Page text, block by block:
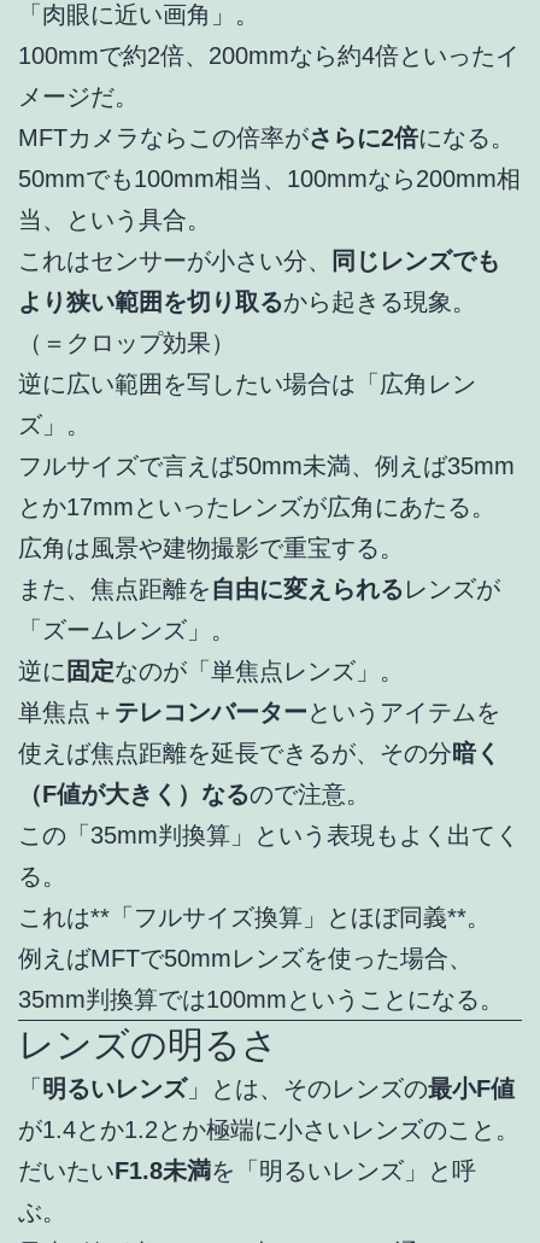
「肉眼に近い画角」。
100mmで約2倍、200mmなら約4倍といったイ
メージだ。
MFTカメラならこの倍率がさらに2倍になる。
50mmでも100mm相当、100mmなら200mm相
当、という具合。
これはセンサーが小さい分、
同じレンズでも
より狭い範囲を切り取るから起きる現象。
（＝クロップ効果）
逆に広い範囲を写したい場合は「広角レン
ズ」。
フルサイズで言えば50mm未満、例えば35mm
とか17mmといったレンズが広角にあたる。
広角は風景や建物撮影で重宝する。
また、焦点距離を自由に変えられる レンズが
「ズームレンズ」。
逆に 固定なのが「単焦点レンズ」。
単焦点＋ テレコンバーターというアイテムを
使えば焦点距離を延長できるが、その分暗く
（F値が大きく）なるので注意。
この「35mm判換算」という表現もよく出てく
る。
これは**「フルサイズ換算」とほぼ同義**。
例えばMFTで50mmレンズを使った場合、
35mm判換算では100mmということになる。
レンズの明るさ
「 明るいレンズ」とは、そのレンズの最小F値
が1.4とか1.2とか極端に小さいレンズのこと。
だいたいF1.8未満を「明るいレンズ」と呼
ぶ。